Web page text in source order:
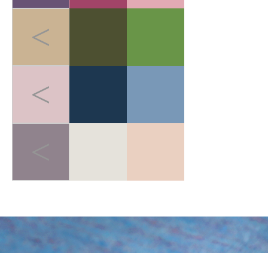
轻运动不挑战极限，而是通
过日常低强度活动实现能量
<
<